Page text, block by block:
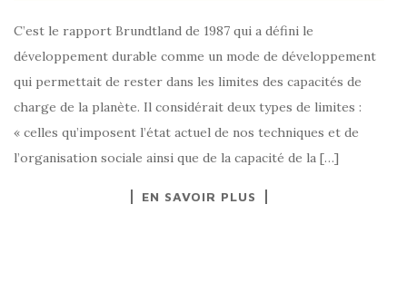
C’est le rapport Brundtland de 1987 qui a défini le
développement durable comme un mode de développement
qui permettait de rester dans les limites des capacités de
charge de la planète. Il considérait deux types de limites :
« celles qu’imposent l’état actuel de nos techniques et de
l’organisation sociale ainsi que de la capacité de la […]
EN SAVOIR PLUS